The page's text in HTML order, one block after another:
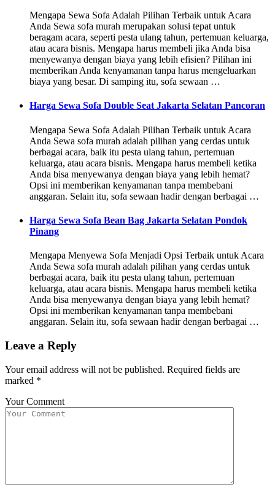
Mengapa Sewa Sofa Adalah Pilihan Terbaik untuk Acara
Anda Sewa sofa murah merupakan solusi tepat untuk
beragam acara, seperti pesta ulang tahun, pertemuan keluarga,
atau acara bisnis. Mengapa harus membeli jika Anda bisa
menyewanya dengan biaya yang lebih efisien? Pilihan ini
memberikan Anda kenyamanan tanpa harus mengeluarkan
biaya yang besar. Di samping itu, sofa sewaan …
Harga Sewa Sofa Double Seat Jakarta Selatan Pancoran
Mengapa Sewa Sofa Adalah Pilihan Terbaik untuk Acara
Anda Sewa sofa murah adalah pilihan yang cerdas untuk
berbagai acara, baik itu pesta ulang tahun, pertemuan
keluarga, atau acara bisnis. Mengapa harus membeli ketika
Anda bisa menyewanya dengan biaya yang lebih hemat?
Opsi ini memberikan kenyamanan tanpa membebani
anggaran. Selain itu, sofa sewaan hadir dengan berbagai …
Harga Sewa Sofa Bean Bag Jakarta Selatan Pondok
Pinang
Mengapa Menyewa Sofa Menjadi Opsi Terbaik untuk Acara
Anda Sewa sofa murah adalah pilihan yang cerdas untuk
berbagai acara, baik itu pesta ulang tahun, pertemuan
keluarga, atau acara bisnis. Mengapa harus membeli ketika
Anda bisa menyewanya dengan biaya yang lebih hemat?
Opsi ini memberikan kenyamanan tanpa membebani
anggaran. Selain itu, sofa sewaan hadir dengan berbagai …
Leave a Reply
Your email address will not be published. Required fields are
marked *
Your Comment